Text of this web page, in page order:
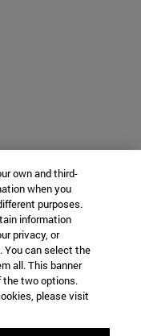
own and third-
when you
purposes.
information
privacy, or
You can select the
all. This banner
the two options.
please visit